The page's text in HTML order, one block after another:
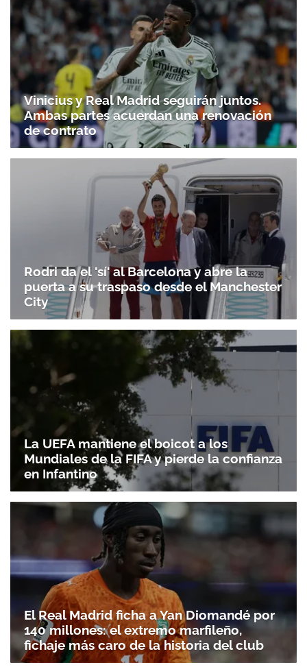
Vinicius y Real Madrid seguirán juntos.
Ambas partes acuerdan una renovación
de contrato
Rodri da el 'sí' al Barcelona y abre la
puerta a su traspaso desde el Manchester
City
La UEFA mantiene el boicot a los
Mundiales de la FIFA y pierde la confianza
en Infantino
El Real Madrid ficha a Yan Diomandé por
140 millones: el extremo marfileño,
fichaje más caro de la historia del club